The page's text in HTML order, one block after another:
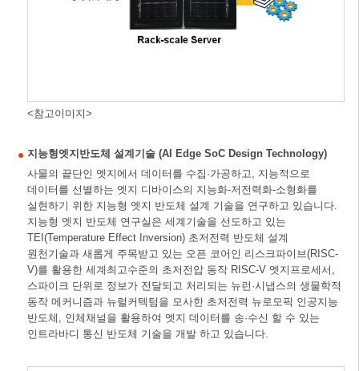
<참고이미지>
지능형엣지반도체 설계기술 (AI Edge SoC Design Technology)
사물의 끝단인 엣지에서 데이터를 수집·가공하고, 지능적으로
데이터를 선별하는 엣지 디바이스의 지능화-저전력화-소형화를
실현하기 위한 지능형 엣지 반도체 설계 기술을 연구하고 있습니다.
지능형 엣지 반도체 연구실은 세계기술을 선도하고 있는
TEI(Temperature Effect Inversion) 초저전력 반도체 설계
원천기술과 새롭게 주목받고 있는 오픈 코어인 리스크파이브(RISC-
V)를 활용한 세계최고수준의 초저전압 동작 RISC-V 엣지프로세서,
스파이크 단위로 정보가 전달되고 처리되는 뉴런·시냅스의 생물학적
동작 메커니즘과 뉴럴커텍텀을 모사한 초저전력 뉴로모픽 인공지능
반도체, 인체채널을 활용하여 엣지 데이터를 송·수신 할 수 있는
인트라바디 통신 반도체 기술을 개발 하고 있습니다.